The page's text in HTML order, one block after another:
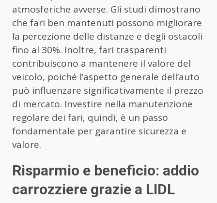
atmosferiche avverse. Gli studi dimostrano
che fari ben mantenuti possono migliorare
la percezione delle distanze e degli ostacoli
fino al 30%. Inoltre, fari trasparenti
contribuiscono a mantenere il valore del
veicolo, poiché l’aspetto generale dell’auto
può influenzare significativamente il prezzo
di mercato. Investire nella manutenzione
regolare dei fari, quindi, è un passo
fondamentale per garantire sicurezza e
valore.
Risparmio e beneficio: addio
carrozziere grazie a LIDL